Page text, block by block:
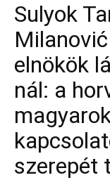
Sulyok
elnökök
nál: a
szerepét